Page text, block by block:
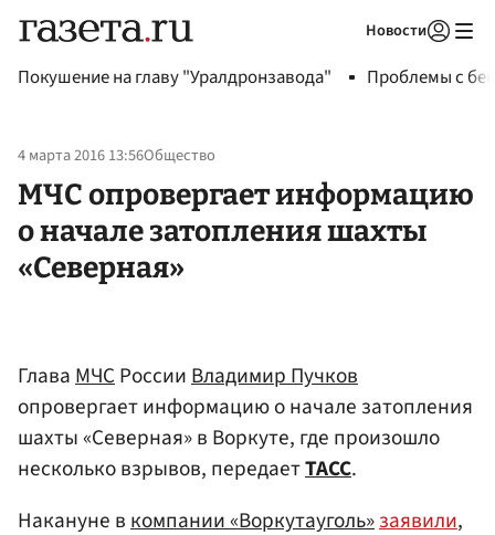
Новости
Покушение на главу "Уралдронзавода" Проблемы с
4 марта 2016 13:56Общество
МЧС опровергает информацию
о начале затопления шахты
«Северная»
ГлаваМЧСРоссииВладимир Пучков
опровергает информацию о начале затопления
шахты «Северная» в Воркуте, где произошло
несколько взрывов, передаетТАСС.
Накануне вкомпании «Воркутауголь»заявили,